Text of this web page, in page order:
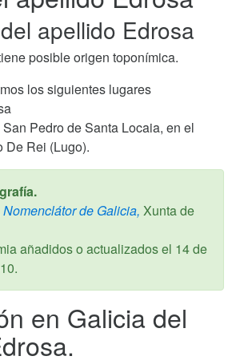
apellido Edrosa
posible origen toponímica.
los siguientes lugares
Pedro de Santa Locaia, en el
De Rei (Lugo).
Nomenclátor de Galicia, Xunta de
añadidos o actualizados el 14 de
.
en Galicia del